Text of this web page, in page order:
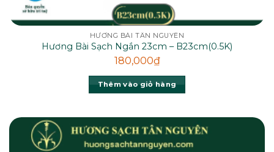
HƯƠNG BÀI TÂN NGUYÊN
Hương Bài Sạch Ngắn 23cm – B23cm(0.5K)
180,000₫
Thêm vào giỏ hàng